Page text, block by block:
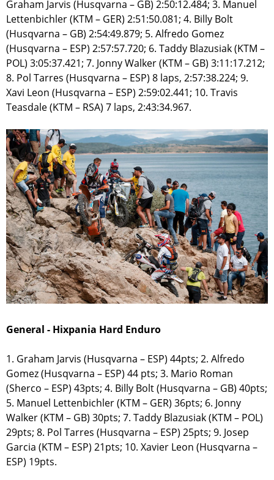
Graham Jarvis (Husqvarna – GB) 2:50:12.484; 3. Manuel
Lettenbichler (KTM – GER) 2:51:50.081; 4. Billy Bolt
(Husqvarna – GB) 2:54:49.879; 5. Alfredo Gomez
(Husqvarna – ESP) 2:57:57.720; 6. Taddy Blazusiak (KTM –
POL) 3:05:37.421; 7. Jonny Walker (KTM – GB) 3:11:17.212;
8. Pol Tarres (Husqvarna – ESP) 8 laps, 2:57:38.224; 9.
Xavi Leon (Husqvarna – ESP) 2:59:02.441; 10. Travis
Teasdale (KTM – RSA) 7 laps, 2:43:34.967.
General - Hixpania Hard Enduro
1. Graham Jarvis (Husqvarna – ESP) 44pts; 2. Alfredo
Gomez (Husqvarna – ESP) 44 pts; 3. Mario Roman
(Sherco – ESP) 43pts; 4. Billy Bolt (Husqvarna – GB) 40pts;
5. Manuel Lettenbichler (KTM – GER) 36pts; 6. Jonny
Walker (KTM – GB) 30pts; 7. Taddy Blazusiak (KTM – POL)
29pts; 8. Pol Tarres (Husqvarna – ESP) 25pts; 9. Josep
Garcia (KTM – ESP) 21pts; 10. Xavier Leon (Husqvarna –
ESP) 19pts.